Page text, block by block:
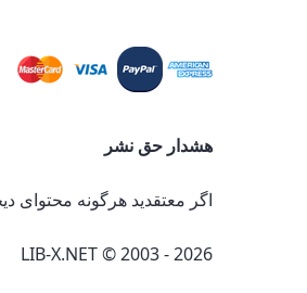
هشدار حق نشر
اگر معتقدید هرگونه محتوای
LIB-X.NET © 2003 - 2026